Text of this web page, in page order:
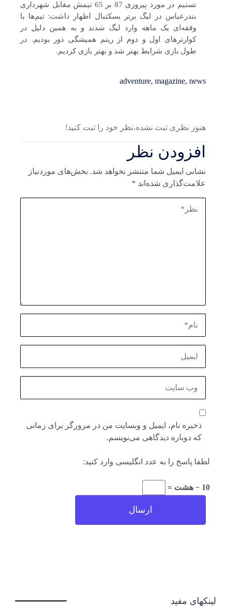
تسنیم در مورد پیروزی 87 بر 65 تیمش مقابل شهرداری
بندرعباس در لیگ برتر بسکتبال اظهار داشت: تیم‌ها با
وقفه‌ای یک ماهه وارد لیگ شدند و به همین دلیل در
کوارترهای اول و دوم از ریتم همیشگی دور بودیم. در
طول بازی شرایط بهتر شد و بهتر بازی کردیم.
adventure, magazine, news
هنوز نظری ثبت نشده،نظر خود را ثبت کنید!
افزودن نظر
نشانی ایمیل شما منتشر نخواهد شد. بخش‌های موردنیاز
علامت‌گذاری شده‌اند *
سایت
ذخیره نام، ایمیل و وبسایت من در مرورگر برای زمانی
که دوباره دیدگاهی می‌نویسم.
لطفا پاسخ را به عدد انگلیسی وارد کنید:
10 − هشت =
ارسال
لینکهای مفید